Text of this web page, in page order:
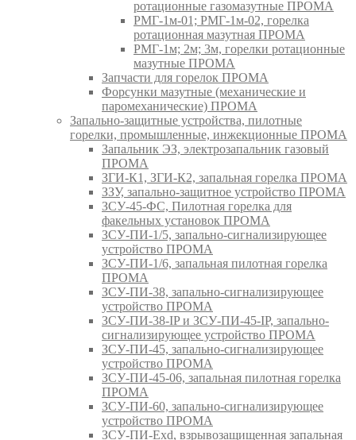
ротационные газомазутные ПРОМА
РМГ-1м-01; РМГ-1м-02, горелка
ротационная мазутная ПРОМА
РМГ-1м; 2м; 3м, горелки ротационные
мазутные ПРОМА
Запчасти для горелок ПРОМА
Форсунки мазутные (механические и
паромеханические) ПРОМА
Запально-защитные устройства, пилотные
горелки, промышленные, инжекционные ПРОМА
Запальник ЭЗ, электрозапальник газовый
ПРОМА
ЗГИ-К1, ЗГИ-К2, запальная горелка ПРОМА
ЗЗУ, запально-защитное устройство ПРОМА
ЗСУ-45-ФС, Пилотная горелка для
факельных установок ПРОМА
ЗСУ-ПИ-1/5, запально-сигнализирующее
устройство ПРОМА
ЗСУ-ПИ-1/6, запальная пилотная горелка
ПРОМА
ЗСУ-ПИ-38, запально-сигнализирующее
устройство ПРОМА
ЗСУ-ПИ-38-IP и ЗСУ-ПИ-45-IP, запально-
сигнализирующее устройство ПРОМА
ЗСУ-ПИ-45, запально-сигнализирующее
устройство ПРОМА
ЗСУ-ПИ-45-06, запальная пилотная горелка
ПРОМА
ЗСУ-ПИ-60, запально-сигнализирующее
устройство ПРОМА
ЗСУ-ПИ-Exd, взрывозащищенная запальная